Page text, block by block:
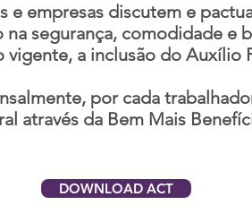
e empresas discutem e
segurança, comodidade e
a inclusão do Auxílio
por cada
através da Bem Mais
DOWNLOAD ACT